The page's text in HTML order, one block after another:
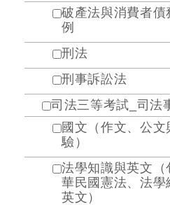
破產法與消費者債
例
刑法
刑事訴訟法
司法三等考試_司法
國文（作文、公文
驗）
法學知識與英文（
華民國憲法、法學
英文）